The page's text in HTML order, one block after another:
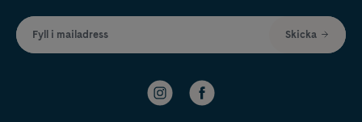
Fyll i mailadress Skicka